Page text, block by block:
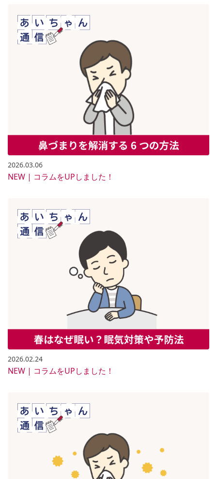
2026.03.06
NEW | コラムをUPしました！
2026.02.24
NEW | コラムをUPしました！